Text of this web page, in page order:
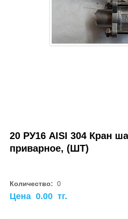
20 РУ16 AISI 304 Кран
приварное, (ШТ)
Количество: 0
Цена 0.00 тг.